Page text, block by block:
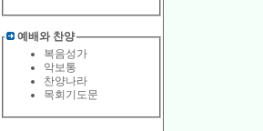
예배와 찬양
복음성가
악보통
찬양나라
목회기도문